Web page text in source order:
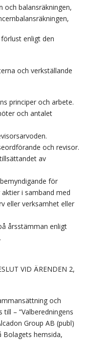
balansräkningen,
enligt den
och verkställande
principer och arbete.
och antalet
och revisor.
av
för
i samband med
eller verksamhet eller
årsstämman enligt
VID ÄRENDEN 2,
och
– ”Valberedningens
Group AB (publ)
Bolagets hemsida,